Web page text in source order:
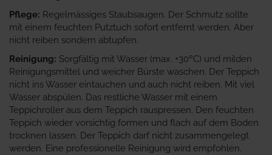
Pflege: Regelmässiges Staubsaugen. Der Schmutz sollte
mit einem feuchten Putztuch sofort entfernt werden. Aber
nicht reiben sondern abtupfen.
Reinigung: Sorgfältig mit Wasser (max. +30ºC) und milden
Reinigungsmittel und weicher Bürste waschen. Der Teppich
nicht ins Wasser eintauchen und auch nicht reiben. Mit viel
Wasser abspülen. Das restliche Wasser mit einem
Teppichroller aus dem Teppich rauspressen. Den feuchten
Teppich wieder vorsichtig formen und flach auf dem Boden
trocknen lassen. Der Teppich darf nicht zusammengelegt
werden. Eine professionelle Reinigung wird empfohlen.